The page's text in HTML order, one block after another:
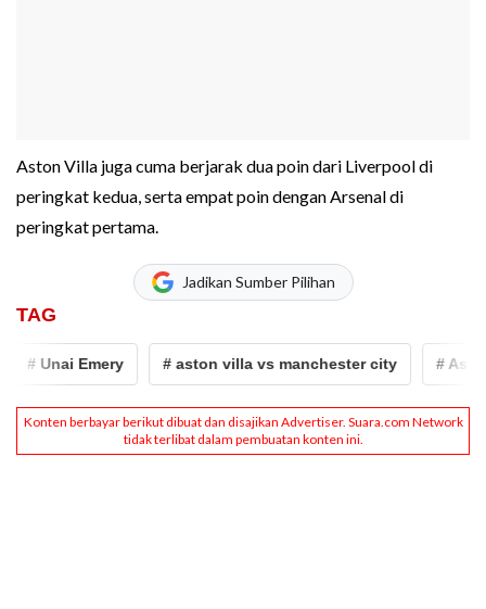
Aston Villa juga cuma berjarak dua poin dari Liverpool di
peringkat kedua, serta empat poin dengan Arsenal di
peringkat pertama.
Jadikan Sumber Pilihan
TAG
Unai Emery # aston villa vs manchester city # Aston